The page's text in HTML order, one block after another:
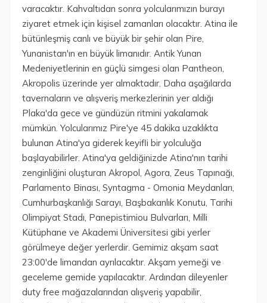
varacaktır. Kahvaltıdan sonra yolcularımızın burayı
ziyaret etmek için kişisel zamanları olacaktır. Atina ile
bütünleşmiş canlı ve büyük bir şehir olan Pire,
Yunanistan'ın en büyük limanıdır. Antik Yunan
Medeniyetlerinin en güçlü simgesi olan Pantheon,
Akropolis üzerinde yer almaktadır. Daha aşağılarda
tavernaların ve alışveriş merkezlerinin yer aldığı
Plaka'da gece ve gündüzün ritmini yakalamak
mümkün. Yolcularımız Pire'ye 45 dakika uzaklıkta
bulunan Atina'ya giderek keyifli bir yolculuğa
başlayabilirler. Atina'ya geldiğinizde Atina'nın tarihi
zenginliğini oluşturan Akropol, Agora, Zeus Tapınağı,
Parlamento Binası, Syntagma - Omonia Meydanları,
Cumhurbaşkanlığı Sarayı, Başbakanlık Konutu, Tarihi
Olimpiyat Stadı, Panepistimiou Bulvarları, Milli
Kütüphane ve Akademi Üniversitesi gibi yerler
görülmeye değer yerlerdir. Gemimiz akşam saat
23:00'de limandan ayrılacaktır. Akşam yemeği ve
geceleme gemide yapılacaktır. Ardından dileyenler
duty free mağazalarından alışveriş yapabilir,